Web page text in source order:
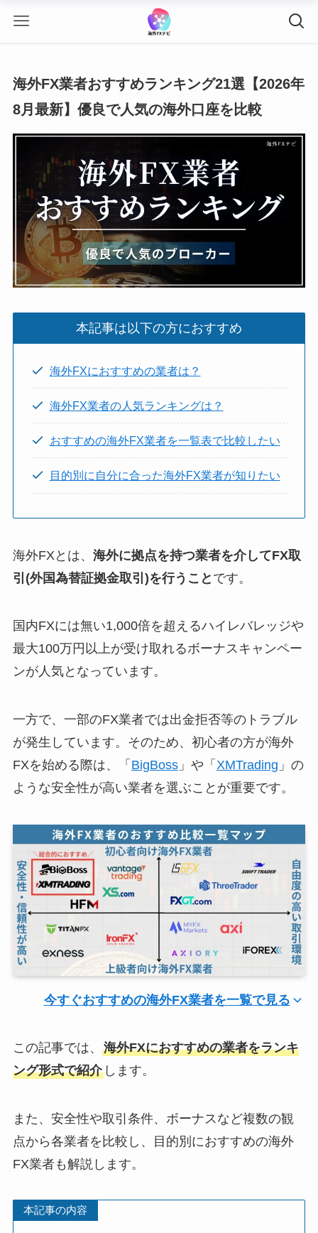
海外FX業者おすすめランキング21選【2026年
8月最新】優良で人気の海外口座を比較
本記事は以下の方におすすめ
海外FXにおすすめの業者は？
海外FX業者の人気ランキングは？
おすすめの海外FX業者を一覧表で比較したい
目的別に自分に合った海外FX業者が知りたい
海外FXとは、 海外に拠点を持つ業者を介してFX取
引(外国為替証拠金取引)を行うこと です。
国内FXには無い1,000倍を超えるハイレバレッジや
最大100万円以上が受け取れるボーナスキャンペー
ンが人気となっています。
一方で、一部のFX業者では出金拒否等のトラブル
が発生しています。そのため、初心者の方が海外
FXを始める際は、「 BigBoss」や「 XMTrading 」の
ような安全性が高い業者を選ぶことが重要です。
今すぐおすすめの海外FX業者を一覧で見る
この記事では、 海外FXにおすすめの業者をランキ
ング形式で紹介します。
また、安全性や取引条件、ボーナスなど複数の観
点から各業者を比較し、目的別におすすめの海外
FX業者も解説します。
本記事の内容